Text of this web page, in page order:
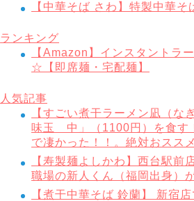
【中華そば さわ】特製中華そ
ランキング
【Amazon】インスタントラ
☆【即席麺・宅配麺】
人気記事
【すごい煮干ラーメン凪（な
味玉 中」（1100円）を食す
で凄かった！！。絶対おスス
【寿製麺よしかわ】西台駅前
職場の新人くん（福岡出身）
【煮干中華そば 鈴蘭】 新宿